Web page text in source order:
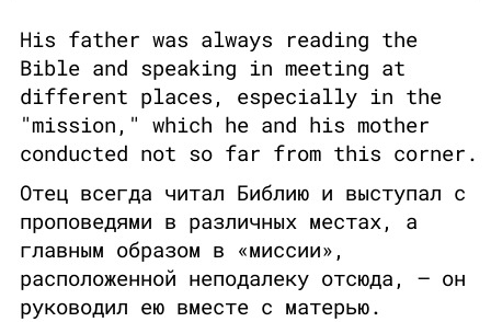
His father was always reading the
Bible and speaking in meeting at
different places, especially in the
"mission," which he and his mother
conducted not so far from this corner.
Отец всегда читал Библию и выступал с
проповедями в различных местах, а
главным образом в «миссии»,
расположенной неподалеку отсюда, – он
руководил ею вместе с матерью.